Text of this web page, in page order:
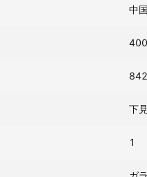
中
下
1